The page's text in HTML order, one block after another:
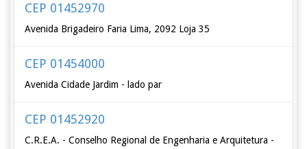
CEP 01452970
Avenida Brigadeiro Faria Lima, 2092 Loja 35
CEP 01454000
Avenida Cidade Jardim - lado par
CEP 01452920
C.R.E.A. - Conselho Regional de Engenharia e Arquitetura -